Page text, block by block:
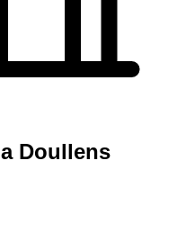
Doullens